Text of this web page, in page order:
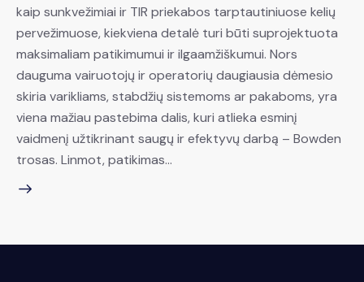
kaip sunkvežimiai ir TIR priekabos tarptautiniuose kelių
pervežimuose, kiekviena detalė turi būti suprojektuota
maksimaliam patikimumui ir ilgaamžiškumui. Nors
dauguma vairuotojų ir operatorių daugiausia dėmesio
skiria varikliams, stabdžių sistemoms ar pakaboms, yra
viena mažiau pastebima dalis, kuri atlieka esminį
vaidmenį užtikrinant saugų ir efektyvų darbą – Bowden
trosas. Linmot, patikimas…